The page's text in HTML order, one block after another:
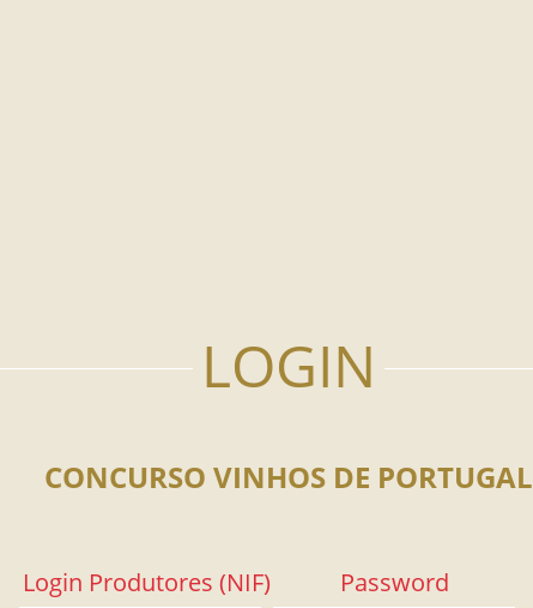
CONCURSO VINHOS DE PORTUGAL
Login Produtores (NIF) Password